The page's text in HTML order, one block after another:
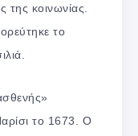
της κοινωνίας.
το
το 1673. Ο